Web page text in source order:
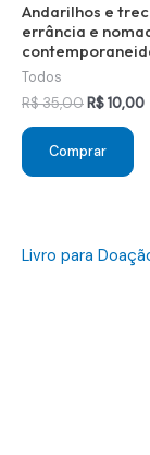
Andarilhos e
errância e
Todos
R$35,00O
original
era:
R$ 35,00.
R$10,00O
Comprar
Livro para